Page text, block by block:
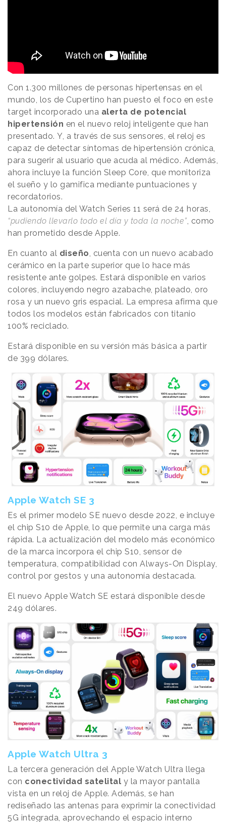
Con 1.300 millones de personas hipertensas en el
mundo, los de Cupertino han puesto el foco en este
target incorporado una alerta de potencial
hipertensión en el nuevo reloj inteligente que han
presentado. Y, a través de sus sensores, el reloj es
capaz de detectar síntomas de hipertensión crónica,
para sugerir al usuario que acuda al médico. Además,
ahora incluye la función Sleep Core, que monitoriza
el sueño y lo gamifica mediante puntuaciones y
recordatorios.
La autonomía del Watch Series 11 será de 24 horas,
“pudiendo llevarlo todo el día y toda la noche”, como
han prometido desde Apple.
En cuanto al diseño, cuenta con un nuevo acabado
cerámico en la parte superior que lo hace más
resistente ante golpes. Estará disponible en varios
colores, incluyendo negro azabache, plateado, oro
rosa y un nuevo gris espacial. La empresa afirma que
todos los modelos están fabricados con titanio
100% reciclado.
Estará disponible en su versión más básica a partir
de 399 dólares.
Apple Watch SE 3
Es el primer modelo SE nuevo desde 2022, e incluye
el chip S10 de Apple, lo que permite una carga más
rápida. La actualización del modelo más económico
de la marca incorpora el chip S10, sensor de
temperatura, compatibilidad con Always-On Display,
control por gestos y una autonomía destacada.
El nuevo Apple Watch SE estará disponible desde
249 dólares.
Apple Watch Ultra 3
La tercera generación del Apple Watch Ultra llega
con conectividad satelital y la mayor pantalla
vista en un reloj de Apple. Además, se han
rediseñado las antenas para exprimir la conectividad
5G integrada, aprovechando el espacio interno